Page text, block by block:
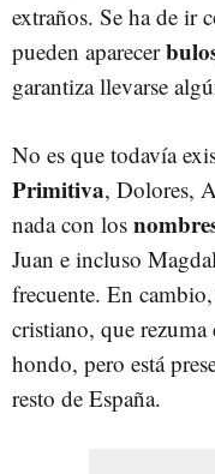
extraños. Se ha de ir
pueden aparecer
garantiza llevarse
No es que todavía
Primitiva, Dolores,
nada con los
Juan e incluso
frecuente. En
cristiano, que
hondo, pero está
resto de España.